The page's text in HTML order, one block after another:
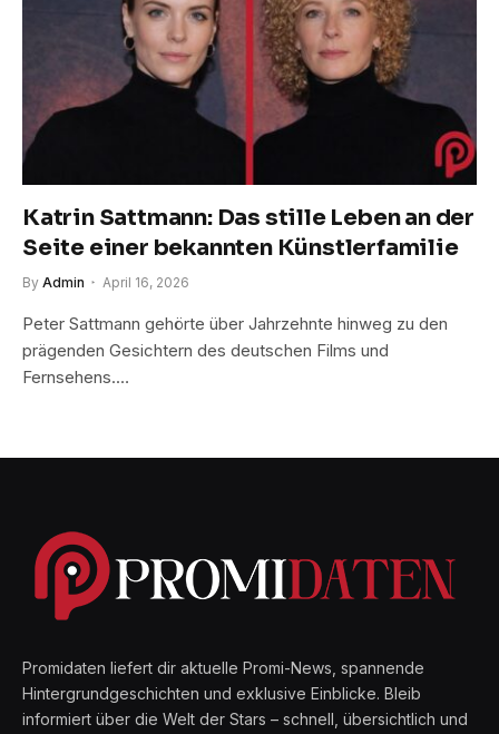
Katrin Sattmann: Das stille Leben an der
Seite einer bekannten Künstlerfamilie
By Admin April 16, 2026
Peter Sattmann gehörte über Jahrzehnte hinweg zu den
prägenden Gesichtern des deutschen Films und
Fernsehens.…
Promidaten liefert dir aktuelle Promi-News, spannende
Hintergrundgeschichten und exklusive Einblicke. Bleib
informiert über die Welt der Stars – schnell, übersichtlich und